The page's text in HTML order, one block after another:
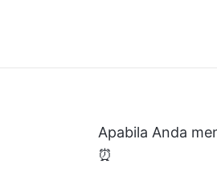
Apabila Anda
⏰